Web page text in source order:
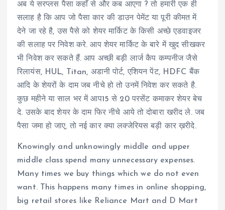
अब ये सरप्लस पैसा कहाँ से और कब आएगा ? तो हमारी एक ही
सलाह है कि आप जो पैसा कार की डाउन पेमेंट या पूरी कीमत में
देने जा रहे है, उस पैसे को शेयर मार्किट के किसी अच्छे एडवाइजर
की सलाह पर निवेश करे. आप शेयर मार्किट के बारे में खुद सीखकर
भी निवेश कर सकते हैं. आप अच्छी बड़ी लार्ज कैप कम्पनीज जैसे
रिलायंस, HUL, Titan, अडानी पोर्ट, एशियन पेंट, HDFC बैंक
आदि के शेयरों के दाम जब नीचे हो तो उनमें निवेश कर सकते है.
कुछ महीने या साल भर में आप15 से 20 परसेंट कमाकर शेयर बेच
दे. उसके बाद शेयर के दाम फिर नीचे आये तो दोबारा खरीद ले. जब
पैसा जमा हो जाए, तो नई कार क्या लक्जेरियस बड़ी कार ख़रीदे.
Knowingly and unknowingly middle and upper
middle class spend many unnecessary expenses.
Many times we buy things which we do not even
want. This happens many times in online shopping,
big retail stores like Reliance Mart and D Mart